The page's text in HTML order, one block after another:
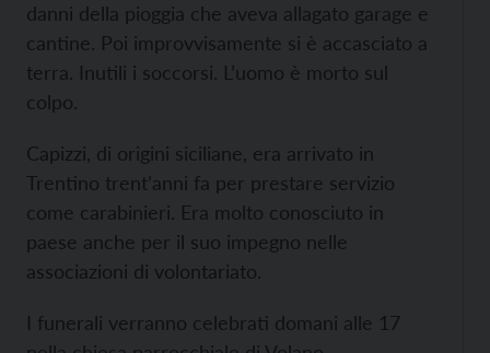
danni della pioggia che aveva allagato garage e
cantine. Poi improvvisamente si è accasciato a
terra. Inutili i soccorsi. L’uomo è morto sul
colpo.
Capizzi, di origini siciliane, era arrivato in
Trentino trent’anni fa per prestare servizio
come carabinieri. Era molto conosciuto in
paese anche per il suo impegno nelle
associazioni di volontariato.
I funerali verranno celebrati domani alle 17